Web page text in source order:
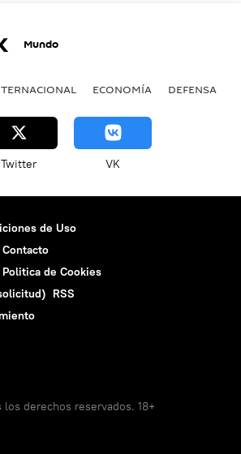
Mundo
ECONOMÍA DEFENSA
Twitter VK
de Uso
Contacto
Politica de Cookies
RSS
derechos reservados. 18+